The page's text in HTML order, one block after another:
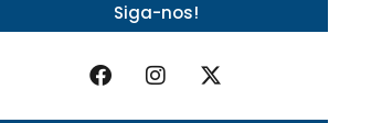
Siga-nos!